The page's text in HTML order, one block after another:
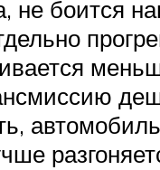
не боится